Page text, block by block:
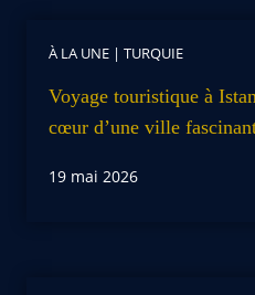
À LA UNE | TURQUIE
Voyage touristique à
cœur d’une ville
19 mai 2026